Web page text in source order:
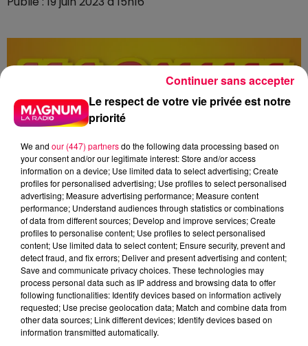
Le respect de votre vie privée est notre
priorité
We and our (447) partnersdo the following data processing based on
your consent and/or our legitimate interest: Store and/or access
information on a device; Use limited data to select advertising; Create
profiles for personalised advertising; Use profiles to select personalised
advertising; Measure advertising performance; Measure content
performance; Understand audiences through statistics or combinations
of data from different sources; Develop and improve services; Create
profiles to personalise content; Use profiles to select personalised
content; Use limited data to select content; Ensure security, prevent and
detect fraud, and fix errors; Deliver and present advertising and content;
Save and communicate privacy choices. These technologies may
process personal data such as IP address and browsing data to offer
following functionalities: Identify devices based on information actively
requested; Use precise geolocation data; Match and combine data from
other data sources; Link different devices; Identify devices based on
information transmitted automatically.
Continuer sans accepter